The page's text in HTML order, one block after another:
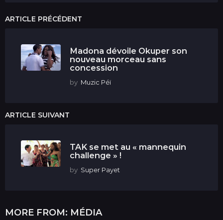
ARTICLE PRÉCÉDENT
Madona dévoile Okuper son
nouveau morceau sans
concession
by Muzic Péï
ARTICLE SUIVANT
TAK se met au « mannequin
challenge » !
by Super Payet
MORE FROM: MÉDIA